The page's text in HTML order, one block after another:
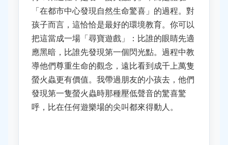
「在都市中心發現自然生命驚喜」的過程。對
孩子而言，這恰恰是最好的環境教育。你可以
把這當成一場「尋寶遊戲」：比誰的眼睛先適
應黑暗，比誰先發現第一個閃光點。過程中教
導他們尊重生命的觀念，遠比看到成千上萬隻
螢火蟲更有價值。我帶過朋友的小孩去，他們
發現第一隻螢火蟲時那種壓低聲音的驚喜驚
呼，比在任何遊樂場的尖叫都來得動人。